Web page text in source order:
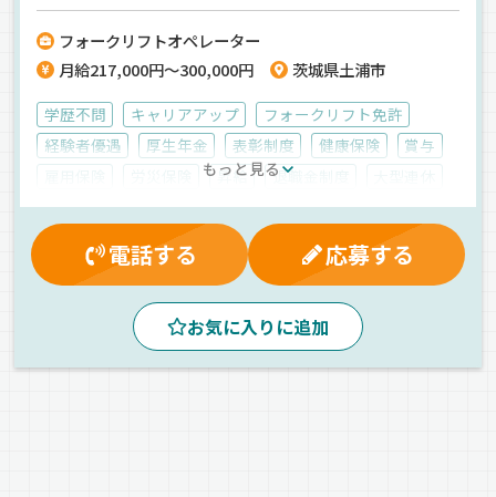
フォークリフトオペレーター
月給217,000円～300,000円
茨城県土浦市
学歴不問 キャリアアップ
フォークリフト免許
経験者優遇
厚生年金 表彰制度 健康保険
賞与
昇給 退職金制度
資格取得制度
有給休暇 交通費支給
深夜手当
家族手当
マイカー通勤可
早出手当
制服・作業着貸与
社内イベント
残業手当
休日出勤割増金
昼 夕方 朝
庫内作業員募集
もっと見る
電話する 応募する
お気に入りに追加